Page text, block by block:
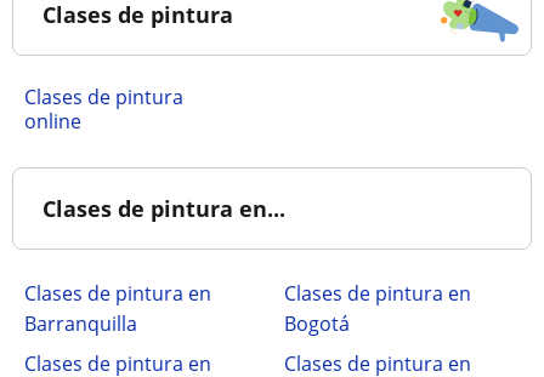
Clases de pintura
Clases de pintura
online
Clases de pintura en...
Clases de pintura en
Barranquilla
Clases de pintura en
Bogotá
Clases de pintura en
Clases de pintura en